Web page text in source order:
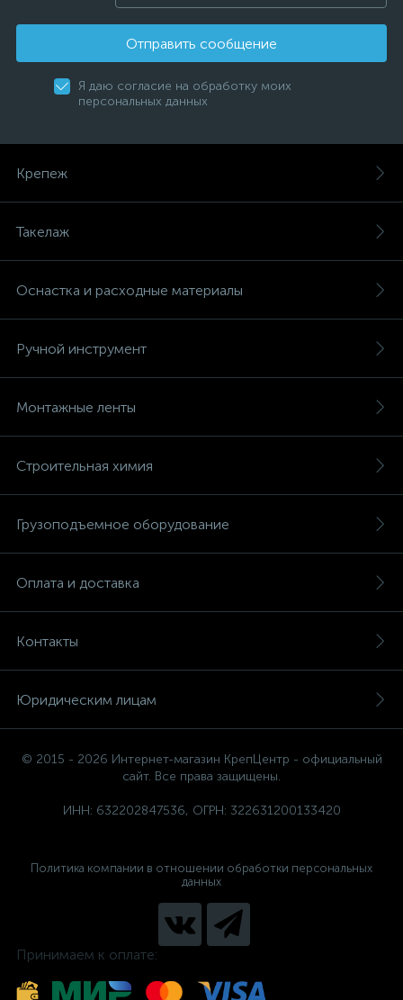
Отправить сообщение
Я даю согласие на обработку моих
персональных данных
Крепеж
Такелаж
Оснастка и расходные материалы
Ручной инструмент
Монтажные ленты
Строительная химия
Грузоподъемное оборудование
Оплата и доставка
Контакты
Юридическим лицам
© 2015 - 2026 Интернет-магазин КрепЦентр - официальный
сайт. Все права защищены.
ИНН: 632202847536, ОГРН: 322631200133420
Политика компании в отношении обработки персональных
данных
Принимаем к оплате: